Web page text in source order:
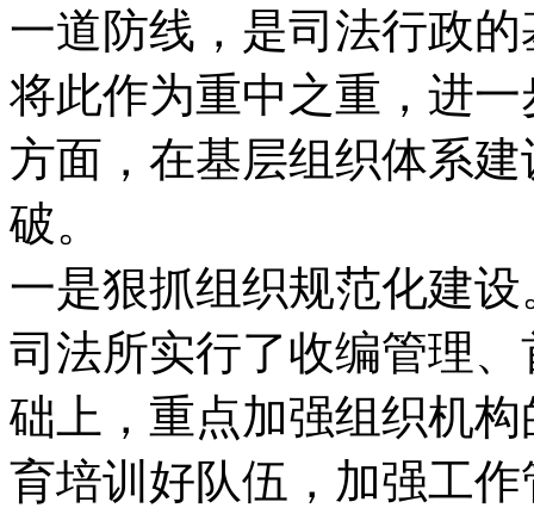
一道防线，是司法行政
将此作为重中之重，进
方面，在基层组织体系
破。
一是狠抓组织规范化建
司法所实行了收编管理
础上，重点加强组织机
育培训好队伍，加强工